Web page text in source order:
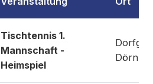
Tischtennis 1.
Mannschaft -
Heimspiel